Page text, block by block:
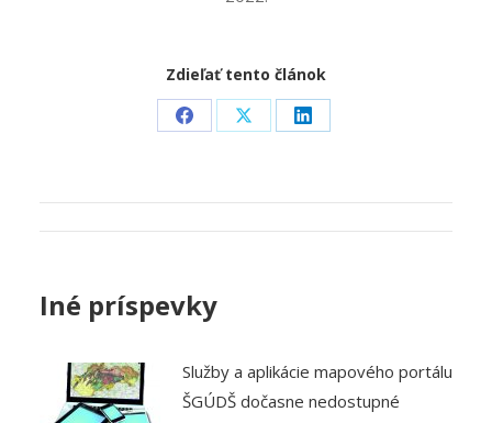
Zdieľať tento článok
Share
Facebook
Share
X
Share
LinkedIn
Post
Iné príspevky
Služby a aplikácie mapového portálu
ŠGÚDŠ dočasne nedostupné